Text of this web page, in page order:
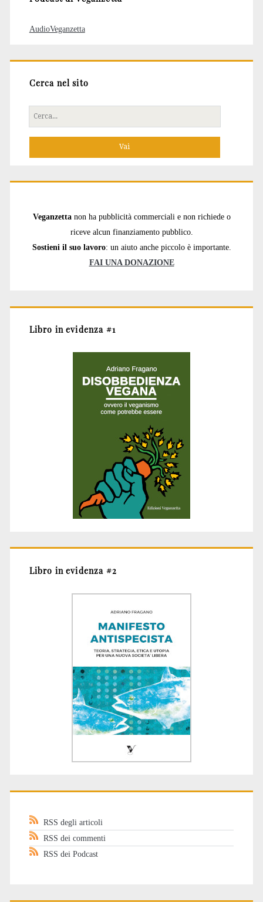
AudioVeganzetta
Cerca nel sito
Cerca
per:
Veganzetta non ha pubblicità commerciali e non richiede o
riceve alcun finanziamento pubblico.
Sostieni il suo lavoro: un aiuto anche piccolo è importante.
FAI UNA DONAZIONE
Libro in evidenza #1
Libro in evidenza #2
RSS degli articoli
RSS dei commenti
RSS dei Podcast